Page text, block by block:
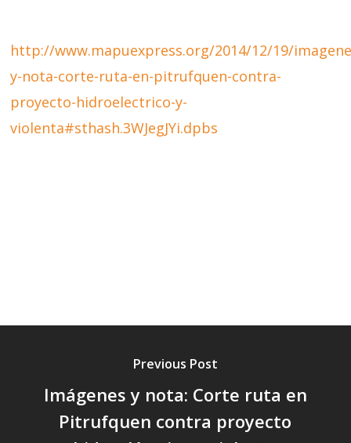
http://www.mapuexpress.org/2014/12/19/
y-nota-corte-ruta-en-pitrufquen-contra-
proyecto-hidroelectrico-y-
violenta#sthash.3WJegJYi.dpbs
Previous Post
Imágenes y nota: Corte ruta en
Pitrufquen contra proyecto